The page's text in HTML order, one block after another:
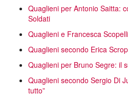
Quaglieni per Antonio Saitta:
Soldati
Quaglieni e Francesca
Quaglieni secondo Erica
Quaglieni per Bruno Segre: il
Quaglieni secondo Sergio Di
tutto”